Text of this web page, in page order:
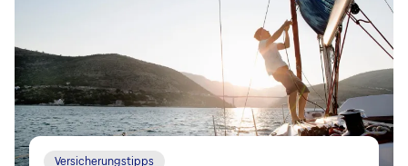
Versicherungstipps